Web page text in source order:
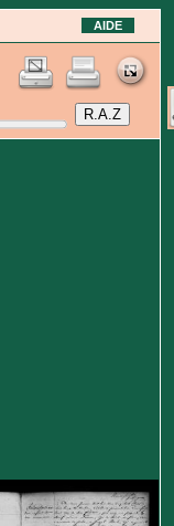
AIDE